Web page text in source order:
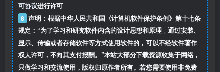
可协议进行许可
8 声明：根据中华人民共和国《计算机软件保护条例》第十七条
规定：“为了学习和研究软件内含的设计思想和原理，通过安装、
显示、传输或者存储软件等方式使用软件的，可以不经软件著作
权人许可，不向其支付报酬。”本站大部分下载资源收集于网络，
只做学习和交流使用，版权归原作者所有。若您需要使用非免费